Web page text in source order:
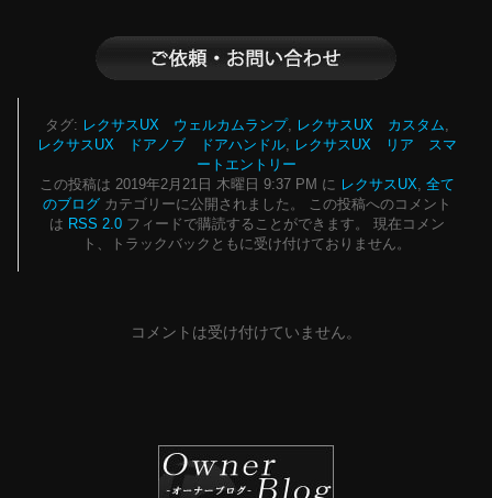
タグ: レクサスUX ウェルカムランプ, レクサスUX カスタム
レクサスUX ドアノブ ドアハンドル,
レクサスUX リア スマ
ートエントリー
この投稿は 2019年2月21日 木曜日 9:37 PM に レクサスUX
全て
のブログカテゴリーに公開されました。 この投稿へのコメント
は RSS 2.0フィードで購読することができます。 現在コメン
ト、トラックバックともに受け付けておりません。
コメントは受け付けていません。